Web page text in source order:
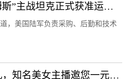
首批美国“艾布拉姆斯”主战坦克正式获准运往乌克兰
，美国陆军负责采购、后勤和技术
卡贝618直播抽好礼，知名美女主播邀您一元抢购